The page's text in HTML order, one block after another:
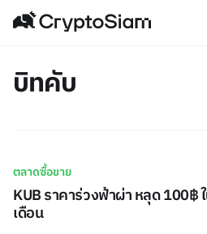
บิทคับ
ตลาดซื้อขาย
KUB ราคาร่วงฟ้าผ่า หลุด 100฿
เดือน